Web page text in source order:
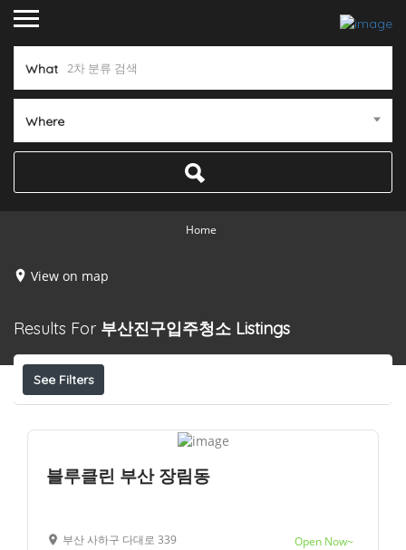
What
Where
Home
View on map
Results For 부산진구입주청소 Listings
See Filters
블루클린 부산 장림동
부산 사하구 다대로 339 Open Now~